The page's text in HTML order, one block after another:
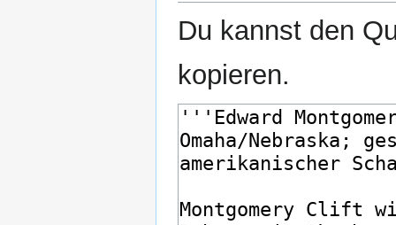
Du kannst den
kopieren.